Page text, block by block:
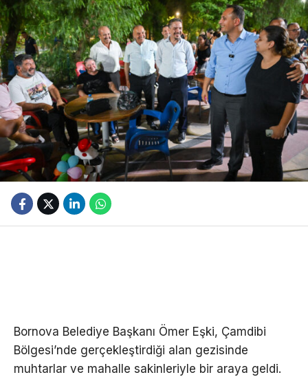
Bornova Belediye Başkanı Ömer Eşki, Çamdibi
Bölgesi’nde gerçekleştirdiği alan gezisinde
muhtarlar ve mahalle sakinleriyle bir araya geldi.